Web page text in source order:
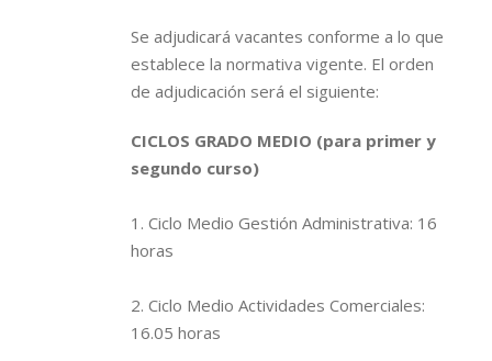
Se adjudicará vacantes conforme a lo que
establece la normativa vigente. El orden
de adjudicación será el siguiente:
CICLOS GRADO MEDIO (para primer y
segundo curso)
1. Ciclo Medio Gestión Administrativa: 16
horas
2. Ciclo Medio Actividades Comerciales:
16.05 horas